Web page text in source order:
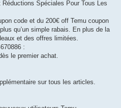
Réductions Spéciales Pour Tous Les
code et du 200€ off Temu coupon
qu’un simple rabais. En plus de la
et des offres limitées.
:
le premier achat.
sur tous les articles.